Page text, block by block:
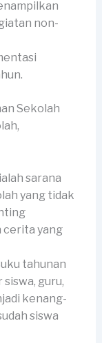
non-
Sekolah
sarana
yang tidak
cerita yang
tahunan
guru,
kenang-
siswa